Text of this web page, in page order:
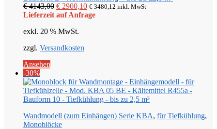
€4143,00 Ursprünglicher
Preis
€ 4143,00
€ 2900,10Aktueller
Preis
€ 3480,12 inkl. MwSt
Lieferzeit auf Anfrage
exkl. 20 % MwSt.
zzgl. Versandkosten
Ansehen
-30%
Wandmodell (zum Einhängen) Serie KBA, für Tiefkühlung,
Monoblöcke